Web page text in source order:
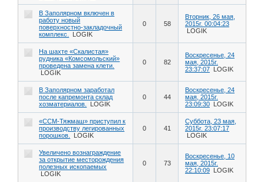
В Заполярном включен в
работу новый
поверхностно-закладочный
комплекс.
LOGIK
0 58
Вторник, 26 мая,
2015г. 00:04:23
LOGIK
На шахте «Скалистая»
рудника «Комсомольский»
проведена замена клети.
LOGIK
0 82
Воскресенье, 24
мая, 2015г.
23:37:07 LOGIK
В Заполярном заработал
после капремонта склад
хозматериалов.
LOGIK
0 44
Воскресенье, 24
мая, 2015г.
23:09:30 LOGIK
«ССМ-Тяжмаш» приступил к
производству легированных
порошков.
LOGIK
0 41
Суббота, 23 мая,
2015г. 23:07:17
LOGIK
Увеличено вознаграждение
за открытие месторождения
полезных ископаемых
LOGIK
0 73
Воскресенье, 10
мая, 2015г.
22:10:09 LOGIK